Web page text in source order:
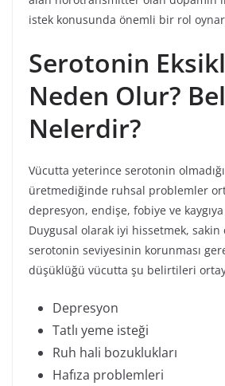
istek konusunda önemli bir rol
Serotonin
Neden Olur?
Nelerdir?
Vücutta yeterince serotonin
üretmediğinde ruhsal problemler
depresyon, endişe, fobiye ve
Duygusal olarak iyi hissetmek, sakin
serotonin seviyesinin korunması
düşüklüğü vücutta şu belirtileri
Depresyon
Tatlı yeme isteği
Ruh hali bozuklukları
Hafıza problemleri